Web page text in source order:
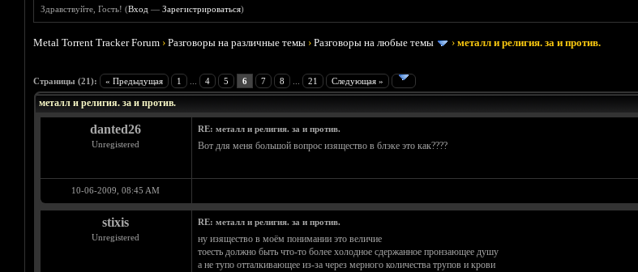
Здравствуйте, Гость! (Вход —Зарегистрироваться)
Metal Torrent Tracker Forum ›Разговоры на различные темы ›Разговоры на любые темы ›металл и религия. за и против.
Страницы (21): « Предыдущая 1 4 5 6 7 8 21 Следующая »
Голосов: 0 - Средняя оценка: 0
1
2
3
4
5
металл и религия. за и против.
danted26
Unregistered
RE: металл и религия. за и против.
Вот для меня большой вопрос изящество в блэке это как????
10-06-2009, 08:45 AM
stixis
Unregistered
RE: металл и религия. за и против.
ну изящество в моём понимании это величие
тоесть должно быть что-то более холодное сдержанное пронзающее душу
а не тупо отталкивающее из-за через мерного количества трупов и крови